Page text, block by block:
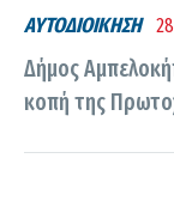
ΑΥΤΟΔΙΟΙΚΗΣΗ
Δήμος
κοπή της